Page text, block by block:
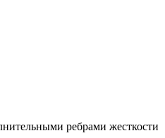
ребрами жесткости